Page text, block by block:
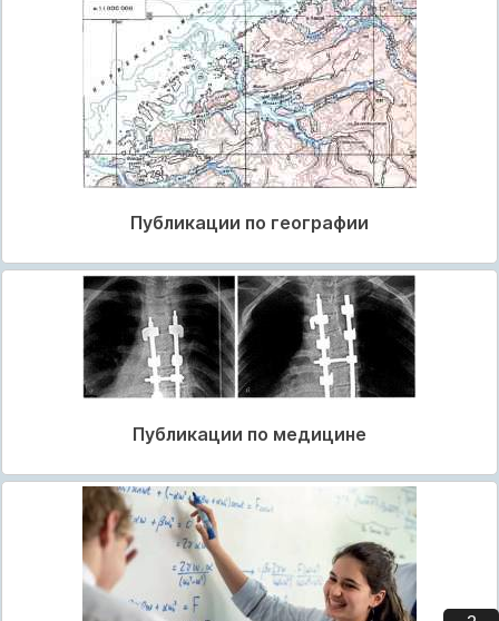
Публикации по географии
Публикации по медицине